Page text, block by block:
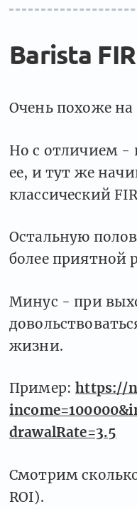
Barista
Очень похоже на
Но с отличием -
ее, и тут же
классический
Остальную
более приятной
Минус - при
жизни.
Пример:https://
drawalRate=3.5
Смотрим
ROI).